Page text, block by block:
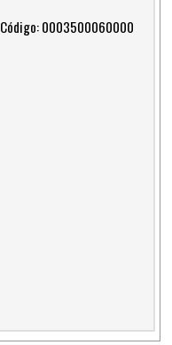
Código: 0003500060000